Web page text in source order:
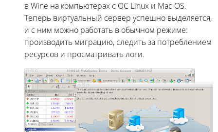
в Wine на компьютерах с ОС Linux и Mac OS.
Теперь виртуальный сервер успешно выделяется,
и с ним можно работать в обычном режиме:
производить миграцию, следить за потреблением
ресурсов и просматривать логи.